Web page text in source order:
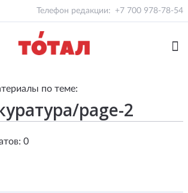
Телефон редакции: +7 700 978-78-54
по теме:
0